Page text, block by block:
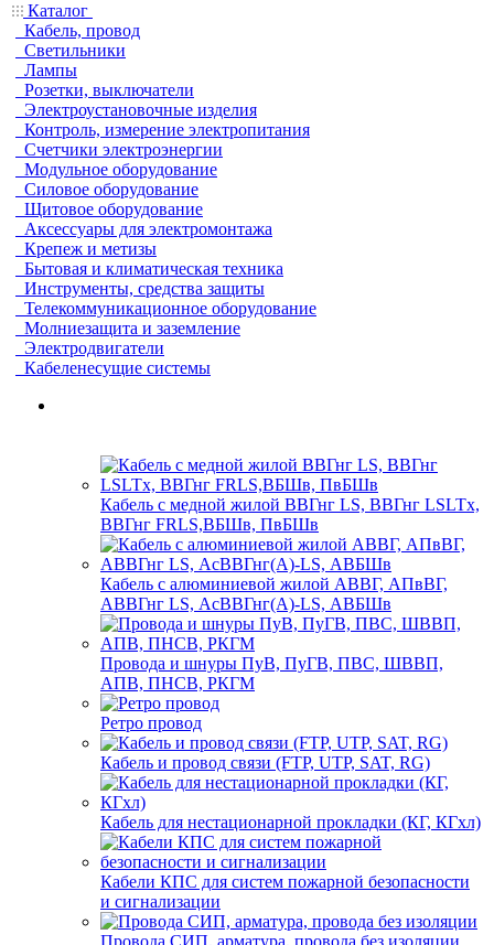
Каталог
Кабель, провод
Светильники
Лампы
Розетки, выключатели
Электроустановочные изделия
Контроль, измерение электропитания
Счетчики электроэнергии
Модульное оборудование
Силовое оборудование
Щитовое оборудование
Аксессуары для электромонтажа
Крепеж и метизы
Бытовая и климатическая техника
Инструменты, средства защиты
Телекоммуникационное оборудование
Молниезащита и заземление
Электродвигатели
Кабеленесущие системы
Кабель с медной жилой ВВГнг LS, ВВГнг LSLTx,
ВВГнг FRLS,ВБШв, ПвБШв
Кабель с алюминиевой жилой АВВГ, АПвВГ,
АВВГнг LS, АсВВГнг(А)-LS, АВБШв
Провода и шнуры ПуВ, ПуГВ, ПВС, ШВВП,
АПВ, ПНСВ, РКГМ
Ретро провод
Кабель и провод связи (FTP, UTP, SAT, RG)
Кабель для нестационарной прокладки (КГ, КГхл)
Кабели КПС для систем пожарной безопасности
и сигнализации
Провода СИП, арматура, провода без изоляции